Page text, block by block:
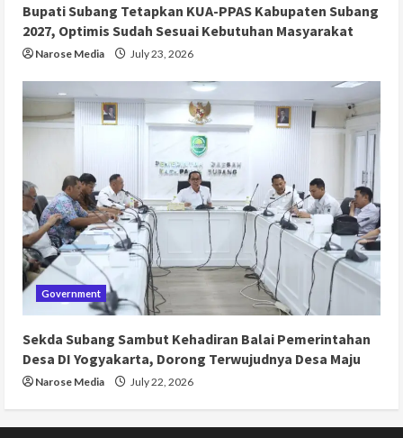
Bupati Subang Tetapkan KUA-PPAS Kabupaten Subang
2027, Optimis Sudah Sesuai Kebutuhan Masyarakat
Narose Media July 23, 2026
Government
Sekda Subang Sambut Kehadiran Balai Pemerintahan
Desa DI Yogyakarta, Dorong Terwujudnya Desa Maju
Narose Media July 22, 2026